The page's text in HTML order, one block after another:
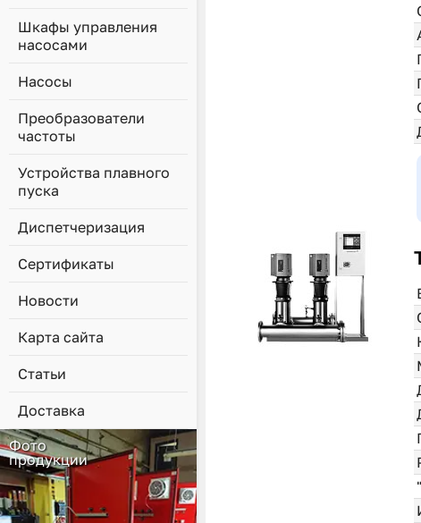
Шкафы управления
насосами
Насосы
Преобразователи
частоты
Устройства плавного
пуска
Диспетчеризация
Сертификаты
Новости
Карта сайта
Статьи
Доставка
Фото
продукции